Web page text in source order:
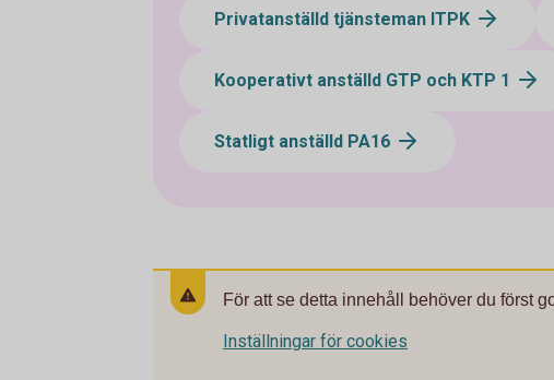
Privatanställd tjänsteman ITPK
Kooperativt anställd GTP och KTP 1
Statligt anställd PA16
För att se detta innehåll behöver du först
Inställningar för cookies